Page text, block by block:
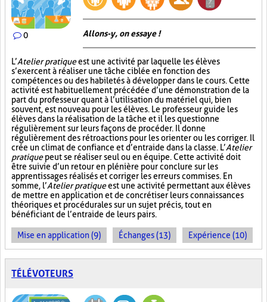
0 Allons-y, on essaye !
L’Atelier pratiqueest une activité par laquelle les élèves
s’exercent à réaliser une tâche ciblée en fonction des
compétences ou des habiletés à développer dans le cours. Cette
activité est habituellement précédée d’une démonstration de la
part du professeur quant à l’utilisation du matériel qui, bien
souvent, est nouveau pour les élèves. Le professeur guide les
élèves dans la réalisation de la tâche et il les questionne
régulièrement sur leurs façons de procéder. Il donne
régulièrement des rétroactions pour les orienter ou les corriger. Il
crée un climat de confiance et d’entraide dans la classe. L’Atelier
pratiquepeut se réaliser seul ou en équipe. Cette activité doit
être suivie d’un retour en plénière pour conclure sur les
apprentissages réalisés et corriger les erreurs commises. En
somme, l’Atelier pratiqueest une activité permettant aux élèves
de mettre en application et de concrétiser leurs connaissances
théoriques et procédurales sur un sujet précis, tout en
bénéficiant de l’entraide de leurs pairs.
Mise en application (9) Échanges (13) Expérience (10)
TÉLÉVOTEURS